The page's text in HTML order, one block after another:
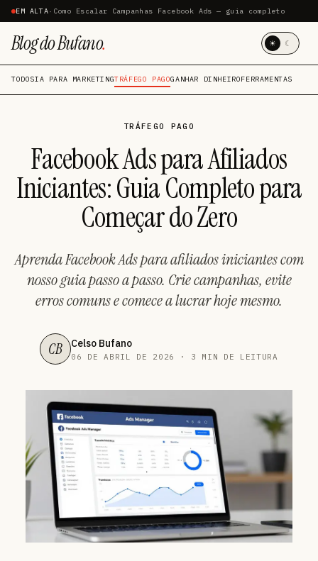
EM ALTA· Como Escalar Campanhas Facebook Ads — guia completo
Blog do Bufano. ☀ ☾
TODOSIA PARA MARKETINGTRÁFEGO PAGOGANHAR DINHEIROFERRAMENTAS
TRÁFEGO PAGO
Facebook Ads para Afiliados
Iniciantes: Guia Completo para
Começar do Zero
Aprenda Facebook Ads para afiliados iniciantes com
nosso guia passo a passo. Crie campanhas, evite
erros comuns e comece a lucrar hoje mesmo.
CB Celso Bufano
06 DE ABRIL DE 2026 · 3 MIN DE LEITURA